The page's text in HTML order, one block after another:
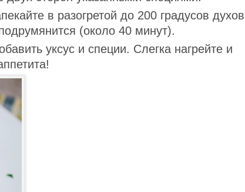
в разогретой до 200 градусов
(около 40 минут).
уксус и специи. Слегка нагрейте и